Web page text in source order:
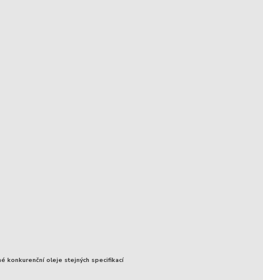
konkurenční oleje stejných specifikací